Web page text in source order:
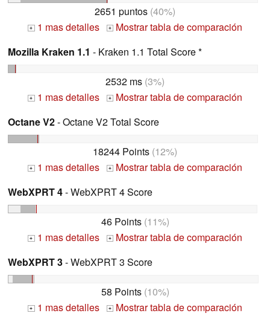
2651 puntos (40%)
+ 1 mas detalles +
Mostrar tabla de comparación
Mozilla Kraken 1.1 - Kraken 1.1 Total Score *
2532 ms (3%)
+ 1 mas detalles +
Mostrar tabla de comparación
Octane V2- Octane V2 Total Score
18244 Points (12%)
+ 1 mas detalles +
Mostrar tabla de comparación
WebXPRT 4- WebXPRT 4 Score
46 Points(11%)
+ 1 mas detalles +
Mostrar tabla de comparación
WebXPRT 3- WebXPRT 3 Score
58 Points(10%)
+ 1 mas detalles +
Mostrar tabla de comparación